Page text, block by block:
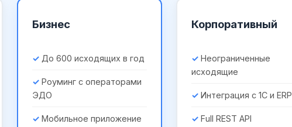
Бизнес
До 600 исходящих в год
Роуминг с операторами
ЭДО
Мобильное приложение
Корпоративный
Неограниченные
исходящие
Интеграция с 1С и ERP
Full REST API